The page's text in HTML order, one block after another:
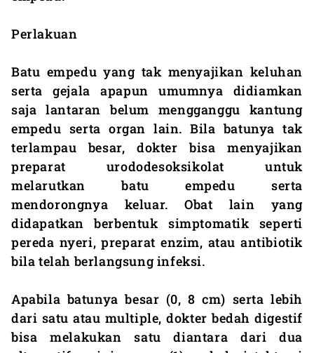
Perlakuan
Batu empedu yang tak menyajikan keluhan
serta gejala apapun umumnya didiamkan
saja lantaran belum mengganggu kantung
empedu serta organ lain. Bila batunya tak
terlampau besar, dokter bisa menyajikan
preparat urododesoksikolat untuk
melarutkan batu empedu serta
mendorongnya keluar. Obat lain yang
didapatkan berbentuk simptomatik seperti
pereda nyeri, preparat enzim, atau antibiotik
bila telah berlangsung infeksi.
Apabila batunya besar (0, 8 cm) serta lebih
dari satu atau multiple, dokter bedah digestif
bisa melakukan satu diantara dari dua